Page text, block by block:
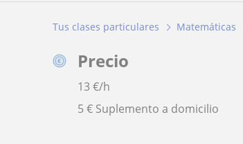
Tus clases particulares Matemáticas
Precio
13 €/h
5 € Suplemento a domicilio